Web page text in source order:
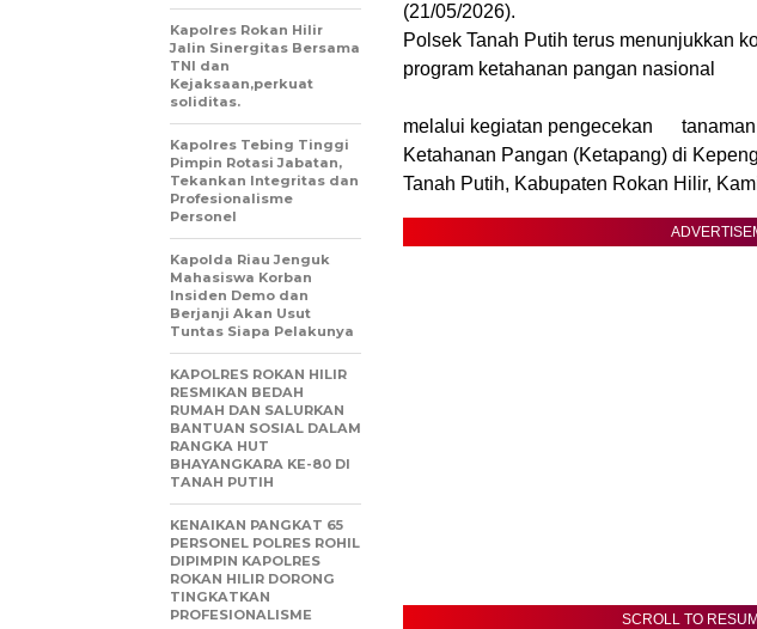
(21/05/2026).
Polsek Tanah Putih terus menunjukkan
program ketahanan pangan nasional
melalui kegiatan pengecekan
Ketahanan Pangan (Ketapang) di
Tanah Putih, Kabupaten Rokan Hilir,
SCROLL TO
Kapolres Rokan Hilir
Jalin Sinergitas Bersama
TNI dan
Kejaksaan,perkuat
soliditas.
Kapolres Tebing Tinggi
Pimpin Rotasi Jabatan,
Tekankan Integritas dan
Profesionalisme
Personel
Kapolda Riau Jenguk
Mahasiswa Korban
Insiden Demo dan
Berjanji Akan Usut
Tuntas Siapa Pelakunya
KAPOLRES ROKAN HILIR
RESMIKAN BEDAH
RUMAH DAN SALURKAN
BANTUAN SOSIAL DALAM
RANGKA HUT
BHAYANGKARA KE-80 DI
TANAH PUTIH
KENAIKAN PANGKAT 65
PERSONEL POLRES ROHIL
DIPIMPIN KAPOLRES
ROKAN HILIR DORONG
TINGKATKAN
PROFESIONALISME